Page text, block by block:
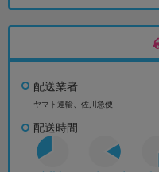
配送業者
ヤマト運輸、佐川急便
配送時間